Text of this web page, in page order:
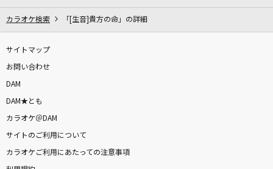
カラオケ検索 「[生音]貴方の命」の詳細
サイトマップ
お問い合わせ
DAM
DAM★とも
カラオケ＠DAM
サイトのご利用について
カラオケご利用にあたっての注意事項